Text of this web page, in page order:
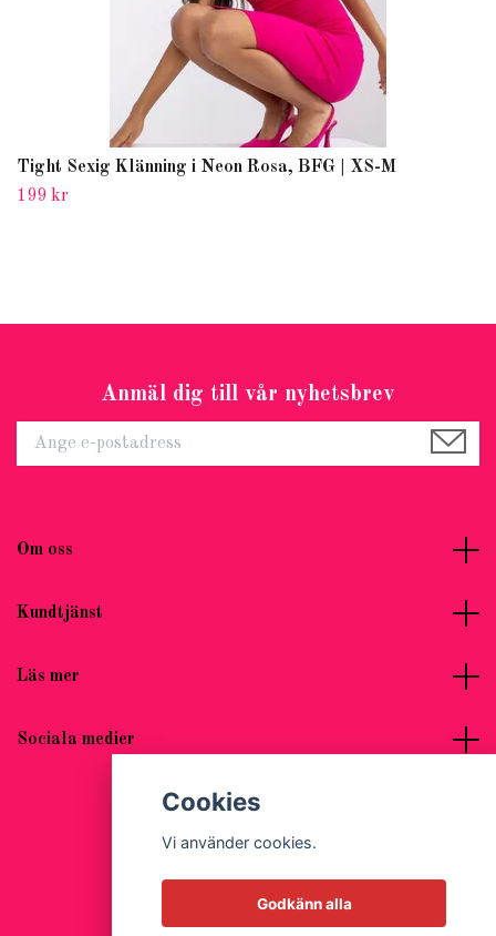
Tight Sexig Klänning i Neon Rosa, BFG | XS-M
199 kr
Anmäl dig till vår nyhetsbrev
Om oss
Kundtjänst
Läs mer
Sociala medier
© 2026 Hot Woman Clothes
Cookies
Vi använder cookies.
Godkänn alla